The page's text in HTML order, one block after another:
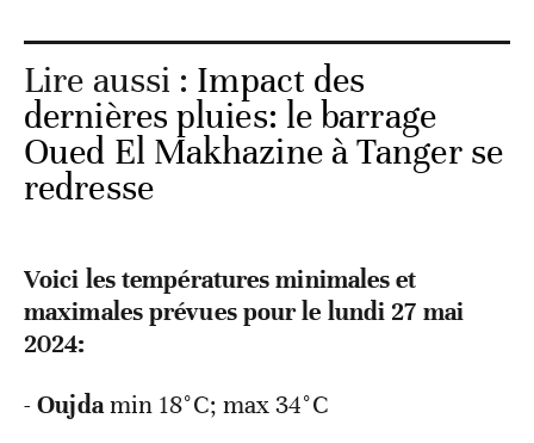
Lire aussi : Impact des
dernières pluies: le barrage
Oued El Makhazine à Tanger se
redresse
Voici les températures minimales et
maximales prévues pour le lundi 27 mai
2024:
-Oujdamin 18°C; max 34°C